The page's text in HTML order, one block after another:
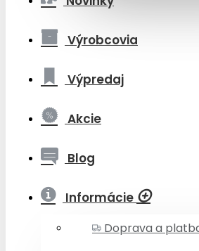
Výrobcovia
Výpredaj
Akcie
Blog
Informácie
Doprava a